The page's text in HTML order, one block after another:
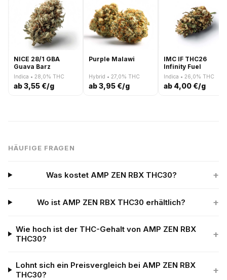
NICE 28/1 GBA
Guava Barz
Indica • 28,0% THC
ab 3,55 €/g
Purple Malawi
Hybrid • 27,0% THC
ab 3,95 €/g
IMC IF THC26
Infinity Fuel
Indica • 26,0% THC
ab 4,00 €/g
HÄUFIGE FRAGEN
Was kostet AMP ZEN RBX THC30? +
Wo ist AMP ZEN RBX THC30 erhältlich? +
Wie hoch ist der THC-Gehalt von AMP ZEN RBX
THC30?
+
Lohnt sich ein Preisvergleich bei AMP ZEN RBX
THC30?
+